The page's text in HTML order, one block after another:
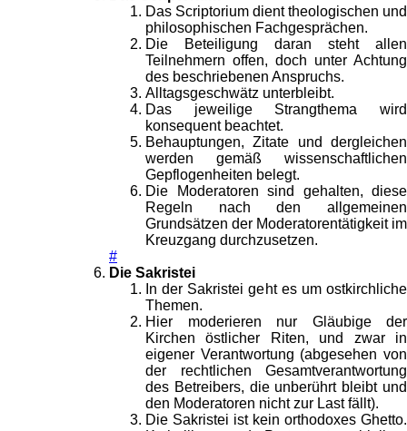
Das Scriptorium dient theologischen und
philosophischen Fachgesprächen.
Die Beteiligung daran steht allen
Teilnehmern offen, doch unter Achtung
des beschriebenen Anspruchs.
Alltagsgeschwätz unterbleibt.
Das jeweilige Strangthema wird
konsequent beachtet.
Behauptungen, Zitate und dergleichen
werden gemäß wissenschaftlichen
Gepflogenheiten belegt.
Die Moderatoren sind gehalten, diese
Regeln nach den allgemeinen
Grundsätzen der Moderatorentätigkeit im
Kreuzgang durchzusetzen.
#
Die Sakristei
In der Sakristei geht es um ostkirchliche
Themen.
Hier moderieren nur Gläubige der
Kirchen östlicher Riten, und zwar in
eigener Verantwortung (abgesehen von
der rechtlichen Gesamtverantwortung
des Betreibers, die unberührt bleibt und
den Moderatoren nicht zur Last fällt).
Die Sakristei ist kein orthodoxes Ghetto.